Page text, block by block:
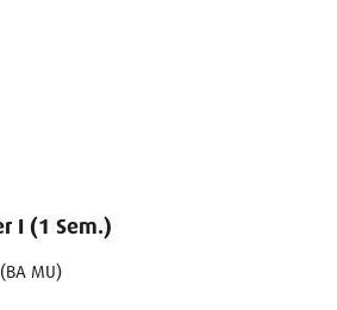
I (1 Sem.)
MU)